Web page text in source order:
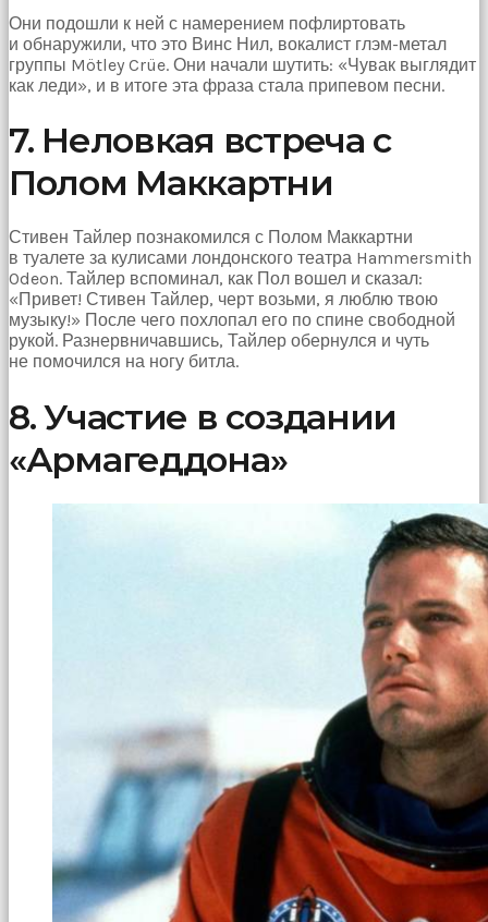
Они подошли к ней с намерением пофлиртовать
и обнаружили, что это Винс Нил, вокалист глэм-метал
группы Mötley Crüe. Они начали шутить: «Чувак выглядит
как леди», и в итоге эта фраза стала припевом песни.
7. Неловкая встреча с
Полом Маккартни
Стивен Тайлер познакомился с Полом Маккартни
в туалете за кулисами лондонского театра Hammersmith
Odeon. Тайлер вспоминал, как Пол вошел и сказал:
«Привет! Стивен Тайлер, черт возьми, я люблю твою
музыку!» После чего похлопал его по спине свободной
рукой. Разнервничавшись, Тайлер обернулся и чуть
не помочился на ногу битла.
8. Участие в создании
«Армагеддона»